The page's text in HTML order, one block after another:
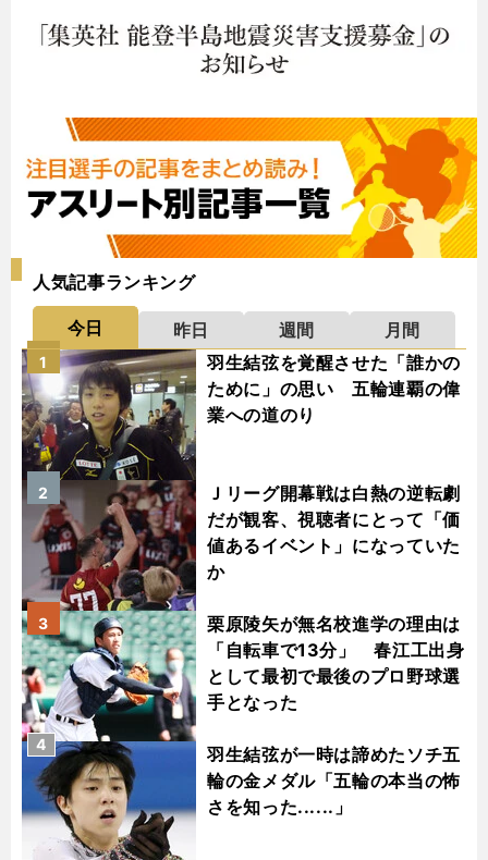
人気記事ランキング
今日 昨日 週間
月間
羽生結弦を覚醒させた「誰かの
ために」の思い 五輪連覇の偉
業への道のり
1
Ｊリーグ開幕戦は白熱の逆転劇
だが観客、視聴者にとって「価
値あるイベント」になっていた
か
2
栗原陵矢が無名校進学の理由は
「自転車で13分」 春江工出身
として最初で最後のプロ野球選
手となった
3
羽生結弦が一時は諦めたソチ五
輪の金メダル「五輪の本当の怖
さを知った......」
4